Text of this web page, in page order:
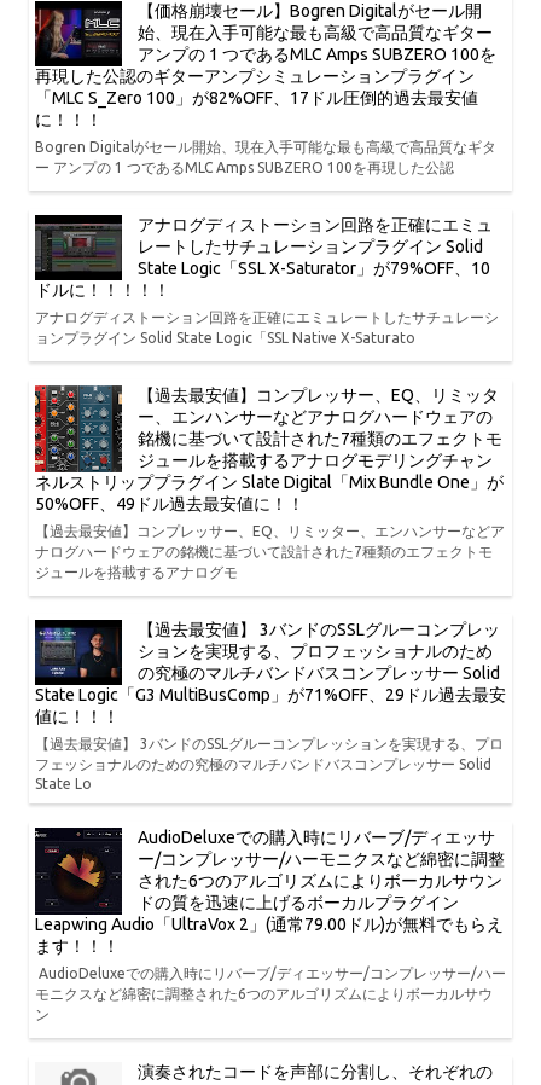
【価格崩壊セール】Bogren Digitalがセール開
始、現在入手可能な最も高級で高品質なギター
アンプの 1 つであるMLC Amps SUBZERO 100を
再現した公認のギターアンプシミュレーションプラグイン
「MLC S_Zero 100」が82%OFF、17ドル圧倒的過去最安値
に！！！
Bogren Digitalがセール開始、現在入手可能な最も高級で高品質なギタ
ー アンプの 1 つであるMLC Amps SUBZERO 100を再現した公認
アナログディストーション回路を正確にエミュ
レートしたサチュレーションプラグイン Solid
State Logic「SSL X-Saturator」が79%OFF、10
ドルに！！！！！
アナログディストーション回路を正確にエミュレートしたサチュレーシ
ョンプラグイン Solid State Logic「SSL Native X-Saturato
【過去最安値】コンプレッサー、EQ、リミッタ
ー、エンハンサーなどアナログハードウェアの
銘機に基づいて設計された7種類のエフェクトモ
ジュールを搭載するアナログモデリングチャン
ネルストリッププラグイン Slate Digital「Mix Bundle One」が
50%OFF、49ドル過去最安値に！！
【過去最安値】コンプレッサー、EQ、リミッター、エンハンサーなどア
ナログハードウェアの銘機に基づいて設計された7種類のエフェクトモ
ジュールを搭載するアナログモ
【過去最安値】 3バンドのSSLグルーコンプレッ
ションを実現する、プロフェッショナルのため
の究極のマルチバンドバスコンプレッサー Solid
State Logic「G3 MultiBusComp」が71%OFF、29ドル過去最安
値に！！！
【過去最安値】 3バンドのSSLグルーコンプレッションを実現する、プロ
フェッショナルのための究極のマルチバンドバスコンプレッサー Solid
State Lo
AudioDeluxeでの購入時にリバーブ/ディエッサ
ー/コンプレッサー/ハーモニクスなど綿密に調整
された6つのアルゴリズムによりボーカルサウン
ドの質を迅速に上げるボーカルプラグイン
Leapwing Audio「UltraVox 2」(通常79.00ドル)が無料でもらえ
ます！！！
AudioDeluxeでの購入時にリバーブ/ディエッサー/コンプレッサー/ハー
モニクスなど綿密に調整された6つのアルゴリズムによりボーカルサウ
ン
演奏されたコードを声部に分割し、それぞれの